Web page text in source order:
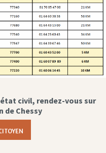
civil, rendez-vous sur
de Chessy